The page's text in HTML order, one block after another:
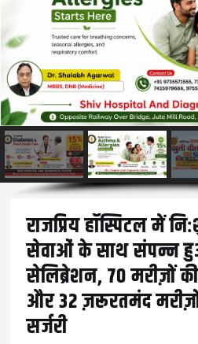
राजप्रिय हॉस्पिटल में
सेवाओं के साथ संपन्न
सेलिब्रेशन, 70 मरीज़ों
और 32 ज़रूरतमंद
सर्जरी